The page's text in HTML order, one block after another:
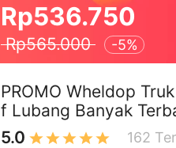
Rp536.750
Rp565.000 -5%
PROMO Wheldop
f Lubang Banyak
5.0
162